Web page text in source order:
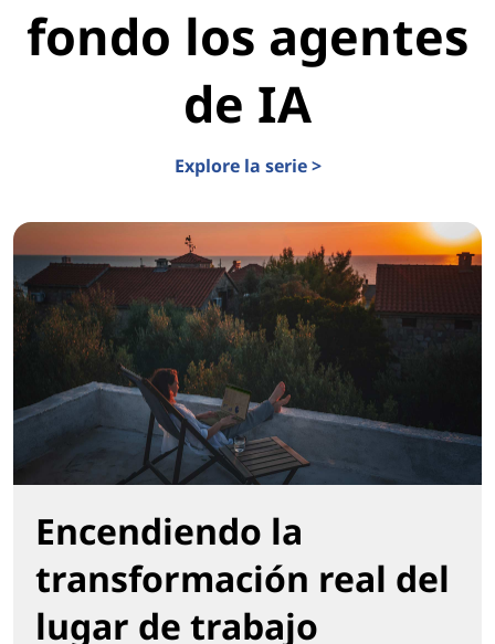
fondo los agentes
de IA
Explore la serie >
Encendiendo la
transformación real del
lugar de trabajo